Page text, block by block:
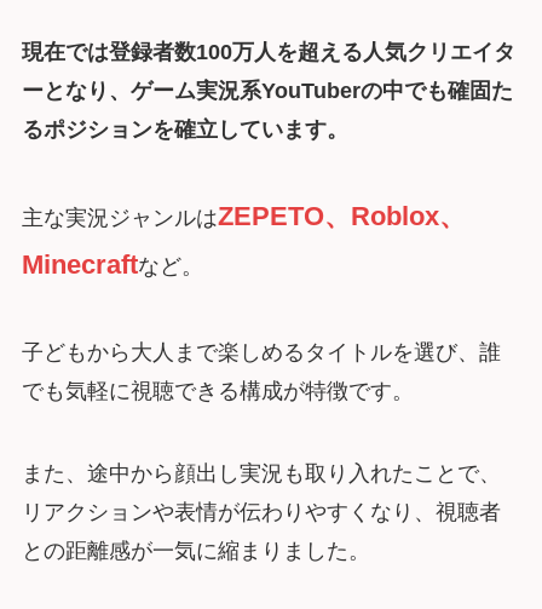
現在では登録者数100万人を超える人気クリエイタ
ーとなり、ゲーム実況系YouTuberの中でも確固た
るポジションを確立しています。
主な実況ジャンルはZEPETO、Roblox、
Minecraftなど。
子どもから大人まで楽しめるタイトルを選び、誰
でも気軽に視聴できる構成が特徴です。
また、途中から顔出し実況も取り入れたことで、
リアクションや表情が伝わりやすくなり、視聴者
との距離感が一気に縮まりました。